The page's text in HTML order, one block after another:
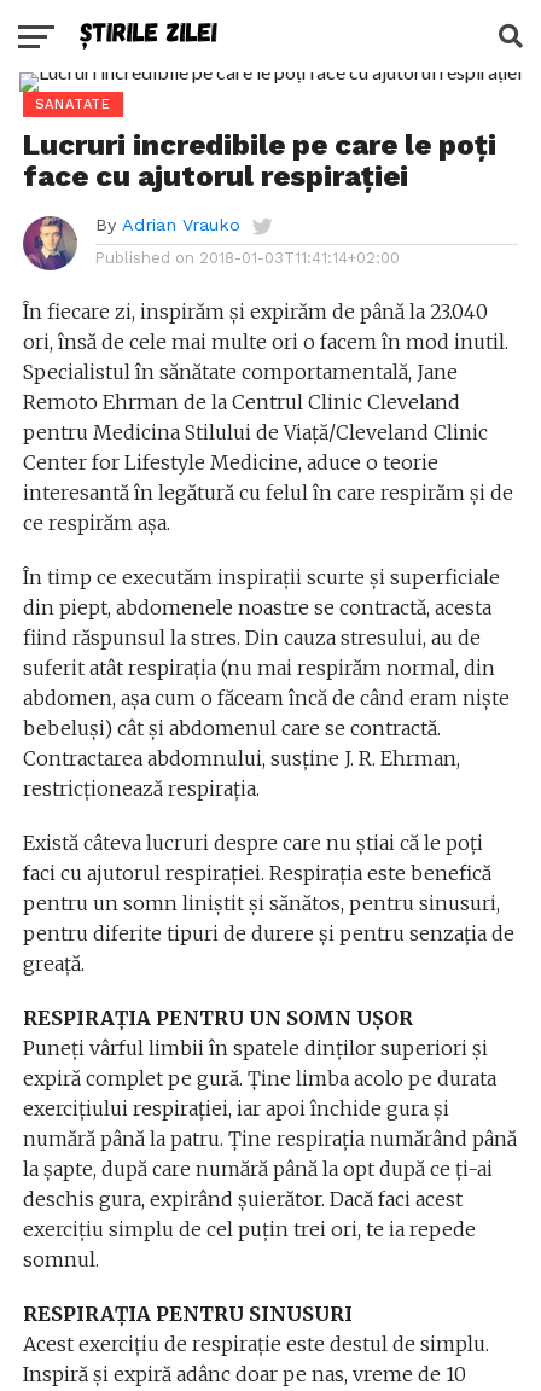
SANATATE
Lucruri incredibile pe care le poți
face cu ajutorul respirației
By Adrian Vrauko
Published on 2018-01-03T11:41:14+02:00
În fiecare zi, inspirăm și expirăm de până la 23.040
ori, însă de cele mai multe ori o facem în mod inutil.
Specialistul în sănătate comportamentală, Jane
Remoto Ehrman de la Centrul Clinic Cleveland
pentru Medicina Stilului de Viață/Cleveland Clinic
Center for Lifestyle Medicine, aduce o teorie
interesantă în legătură cu felul în care respirăm și de
ce respirăm așa.
În timp ce executăm inspirații scurte și superficiale
din piept, abdomenele noastre se contractă, acesta
fiind răspunsul la stres. Din cauza stresului, au de
suferit atât respirația (nu mai respirăm normal, din
abdomen, așa cum o făceam încă de când eram niște
bebeluși) cât și abdomenul care se contractă.
Contractarea abdomnului, susține J. R. Ehrman,
restricționează respirația.
Există câteva lucruri despre care nu știai că le poți
faci cu ajutorul respirației. Respirația este benefică
pentru un somn liniștit și sănătos, pentru sinusuri,
pentru diferite tipuri de durere și pentru senzația de
greață.
RESPIRAȚIA PENTRU UN SOMN UȘOR
Puneți vârful limbii în spatele dinților superiori și
expiră complet pe gură. Ține limba acolo pe durata
exercițiului respirației, iar apoi închide gura și
numără până la patru. Ține respirația numărând până
la șapte, după care numără până la opt după ce ți-ai
deschis gura, expirând șuierător. Dacă faci acest
exercițiu simplu de cel puțin trei ori, te ia repede
somnul.
RESPIRAȚIA PENTRU SINUSURI
Acest exercițiu de respirație este destul de simplu.
Inspiră și expiră adânc doar pe nas, vreme de 10